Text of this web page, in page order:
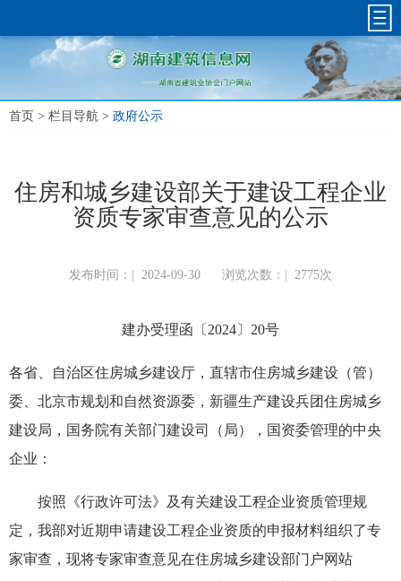
首页 > 栏目导航 > 政府公示
住房和城乡建设部关于建设工程企业
资质专家审查意见的公示
发布时间：| 2024-09-30 浏览次数：| 2775次
建办受理函〔2024〕20号
各省、自治区住房城乡建设厅，直辖市住房城乡建设（管）
委、北京市规划和自然资源委，新疆生产建设兵团住房城乡
建设局，国务院有关部门建设司（局），国资委管理的中央
企业：
按照《行政许可法》及有关建设工程企业资质管理规
定，我部对近期申请建设工程企业资质的申报材料组织了专
家审查，现将专家审查意见在住房城乡建设部门户网站